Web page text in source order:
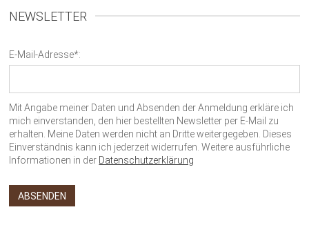
NEWSLETTER
E-Mail-Adresse*:
Mit Angabe meiner Daten und Absenden der Anmeldung erkläre ich
mich einverstanden, den hier bestellten Newsletter per E-Mail zu
erhalten. Meine Daten werden nicht an Dritte weitergegeben. Dieses
Einverständnis kann ich jederzeit widerrufen. Weitere ausführliche
Informationen in der Datenschutzerklärung